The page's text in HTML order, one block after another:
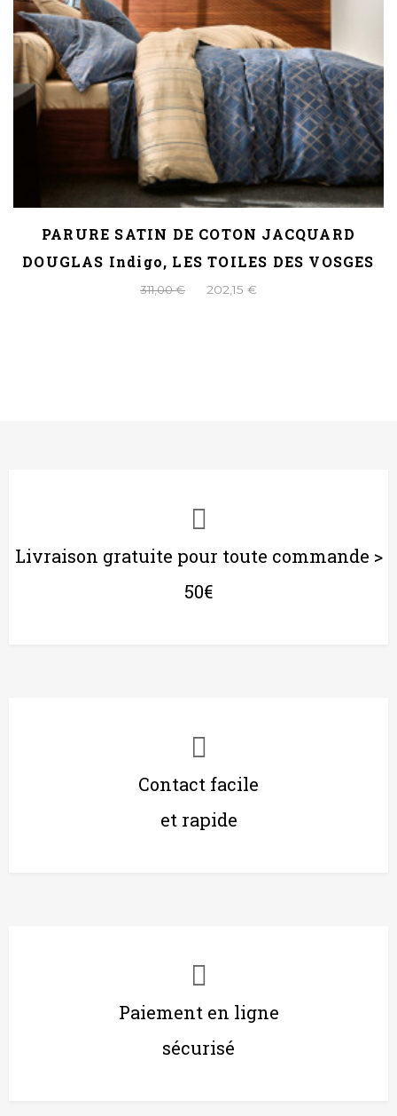
PARURE SATIN DE COTON JACQUARD
DOUGLAS Indigo, LES TOILES DES VOSGES
311,00 € 202,15 €
Livraison gratuite pour toute commande >
50€
Contact facile
et rapide
Paiement en ligne
sécurisé